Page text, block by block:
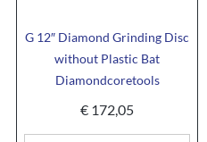
G 12″ Diamond Grinding Disc
without Plastic Bat
Diamondcoretools
€ 172,05